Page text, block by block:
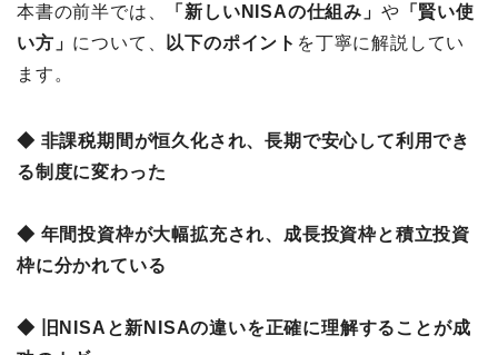
本書の前半では、 「新しいNISAの仕組み」 や 「賢い使
い方」 について、 以下のポイント を丁寧に解説してい
ます。
◆ 非課税期間が恒久化され、長期で安心して利用でき
る制度に変わった
◆ 年間投資枠が大幅拡充され、成長投資枠と積立投資
枠に分かれている
◆ 旧NISAと新NISAの違いを正確に理解することが成